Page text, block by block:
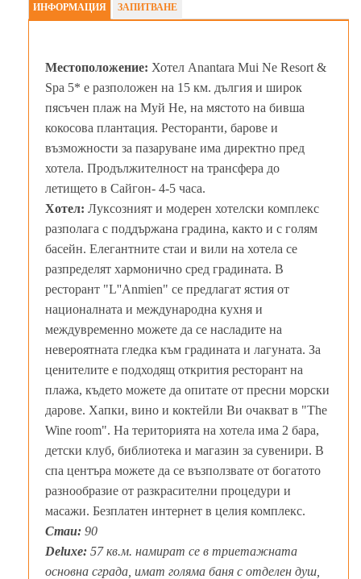
ИНФОРМАЦИЯ ЗАПИТВАНЕ
Местоположение: Хотел Anantara Mui Ne Resort &
Spa 5* е разположен на 15 км. дългия и широк
пясъчен плаж на Муй Не, на мястото на бивша
кокосова плантация. Ресторанти, барове и
възможности за пазаруване има директно пред
хотела. Продължителност на трансфера до
летището в Сайгон- 4-5 часа.
Хотел: Луксозният и модерен хотелски комплекс
разполага с поддържана градина, както и с голям
басейн. Елегантните стаи и вили на хотела се
разпределят хармонично сред градината. В
ресторант "L''Anmien" се предлагат ястия от
националната и международна кухня и
междувременно можете да се насладите на
невероятната гледка към градината и лагуната. За
ценителите е подходящ открития ресторант на
плажа, където можете да опитате от пресни морски
дарове. Хапки, вино и коктейли Ви очакват в "The
Wine room". На територията на хотела има 2 бара,
детски клуб, библиотека и магазин за сувенири. В
спа центъра можете да се възползвате от богатото
разнообразие от разкрасителни процедури и
масажи. Безплатен интернет в целия комплекс.
Стаи: 90
Deluxe: 57 кв.м. намират се в триетажната
основна сграда, имат голяма баня с отделен душ,